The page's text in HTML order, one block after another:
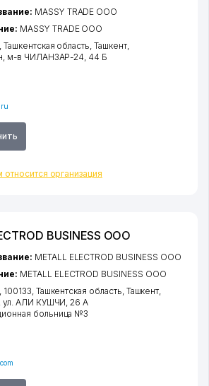
организация
MASSY TRADE ООО
MASSY TRADE ООО
Ташкентская область,Ташкент,
, м-в ЧИЛАНЗАР-24, 44 Б
BUSINESS ООО
METALL ELECTROD BUSINESS ООО
METALL ELECTROD BUSINESS ООО
100133, Ташкентская область Ташкент
,ул. АЛИ КУШЧИ , 26 А
больница №3